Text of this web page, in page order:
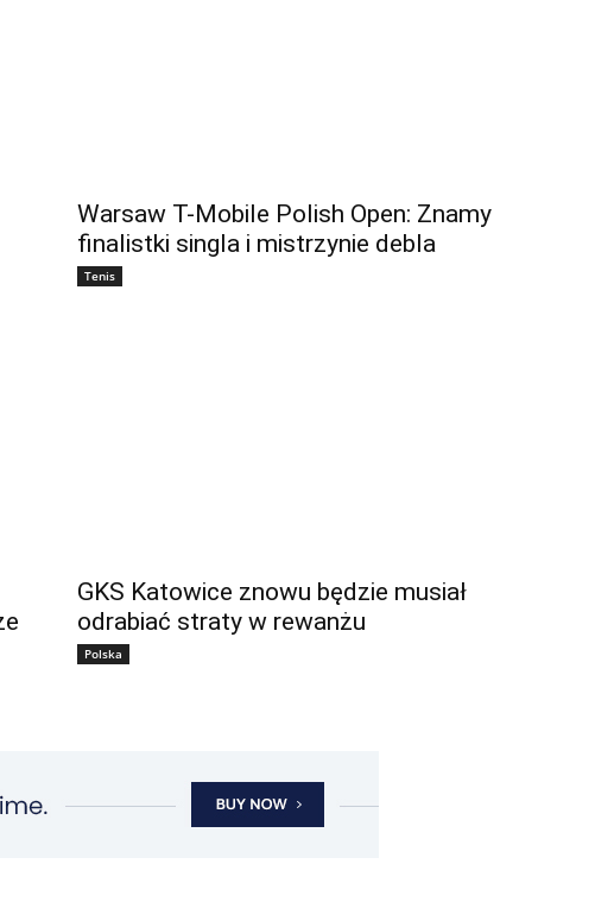
Warsaw T-Mobile Polish Open: Znamy
finalistki singla i mistrzynie debla
Tenis
GKS Katowice znowu będzie musiał
odrabiać straty w rewanżu
Polska